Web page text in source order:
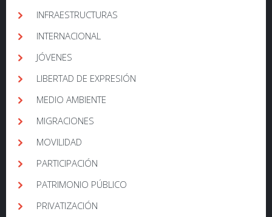
INFRAESTRUCTURAS
INTERNACIONAL
JÓVENES
LIBERTAD DE EXPRESIÓN
MEDIO AMBIENTE
MIGRACIONES
MOVILIDAD
PARTICIPACIÓN
PATRIMONIO PÚBLICO
PRIVATIZACIÓN